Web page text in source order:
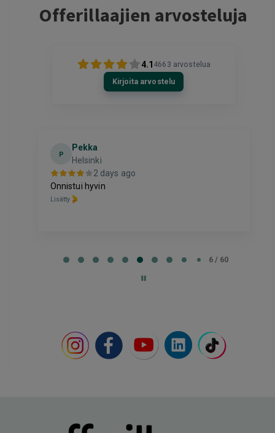
Offerillaajien arvosteluja
4.1 4663 arvostelua
Kirjoita arvostelu
P
Pekka
Helsinki
2 days ago
Onnistui hyvin
Lisätty
6 / 60